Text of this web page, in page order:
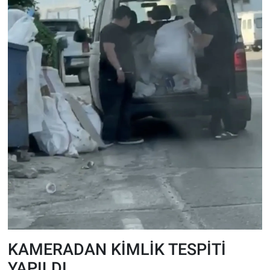
KAMERADAN KİMLİK TESPİTİ